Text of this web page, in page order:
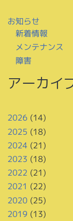
お知らせ
新着情報
メンテナンス
障害
アーカイ
2026 (14)
2025 (18)
2024 (21)
2023 (18)
2022 (21)
2021 (22)
2020(25)
2019 (13)